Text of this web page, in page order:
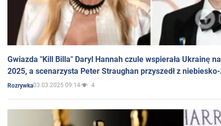
Gwiazda "Kill Billa" Daryl Hannah czule wspierała Ukrainę
2025, a scenarzysta Peter Straughan przyszedł z
Rozrywka03.03.2025 09:14 4